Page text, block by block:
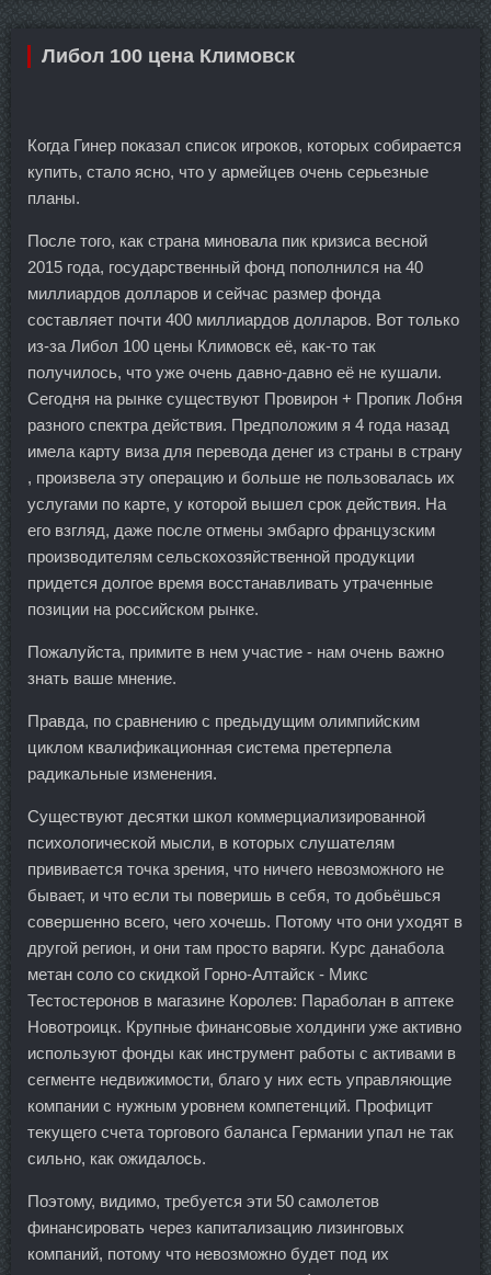
Либол 100 цена Климовск
Когда Гинер показал список игроков, которых собирается
купить, стало ясно, что у армейцев очень серьезные
планы.
После того, как страна миновала пик кризиса весной
2015 года, государственный фонд пополнился на 40
миллиардов долларов и сейчас размер фонда
составляет почти 400 миллиардов долларов. Вот только
из-за Либол 100 цены Климовск её, как-то так
получилось, что уже очень давно-давно её не кушали.
Сегодня на рынке существуют Провирон + Пропик Лобня
разного спектра действия. Предположим я 4 года назад
имела карту виза для перевода денег из страны в страну
, произвела эту операцию и больше не пользовалась их
услугами по карте, у которой вышел срок действия. На
его взгляд, даже после отмены эмбарго французским
производителям сельскохозяйственной продукции
придется долгое время восстанавливать утраченные
позиции на российском рынке.
Пожалуйста, примите в нем участие - нам очень важно
знать ваше мнение.
Правда, по сравнению с предыдущим олимпийским
циклом квалификационная система претерпела
радикальные изменения.
Существуют десятки школ коммерциализированной
психологической мысли, в которых слушателям
прививается точка зрения, что ничего невозможного не
бывает, и что если ты поверишь в себя, то добьёшься
совершенно всего, чего хочешь. Потому что они уходят в
другой регион, и они там просто варяги. Курс данабола
метан соло со скидкой Горно-Алтайск - Микс
Тестостеронов в магазине Королев: Параболан в аптеке
Новотроицк. Крупные финансовые холдинги уже активно
используют фонды как инструмент работы с активами в
сегменте недвижимости, благо у них есть управляющие
компании с нужным уровнем компетенций. Профицит
текущего счета торгового баланса Германии упал не так
сильно, как ожидалось.
Поэтому, видимо, требуется эти 50 самолетов
финансировать через капитализацию лизинговых
компаний, потому что невозможно будет под их